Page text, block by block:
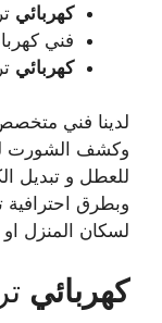
كهربائي
فني
كهربائي
لدينا فني
وكشف الشورت
للعطل و تبديل
وبطرق احترافية
لسكان المنزل او
كهربائي